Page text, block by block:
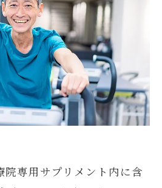
院専用サプリメント内に含